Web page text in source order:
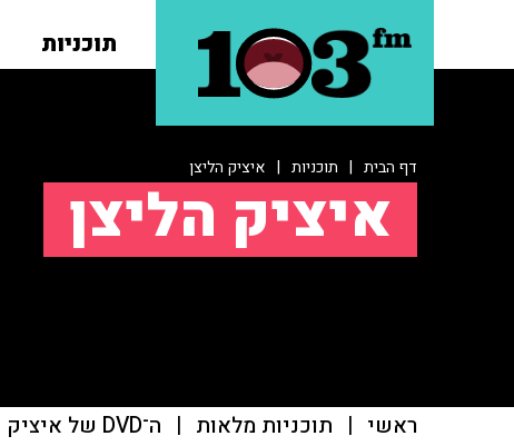
תוכניות
דף הבית | תוכניות | איציק הליצן
איציק הליצן
ראשי | תוכניות מלאות | ה־DVD של איציק הליצן